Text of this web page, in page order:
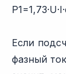
Если
фазный